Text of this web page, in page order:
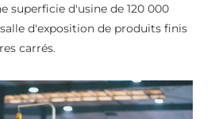
superficie d'usine de 120 000
d'exposition de produits finis
carrés.